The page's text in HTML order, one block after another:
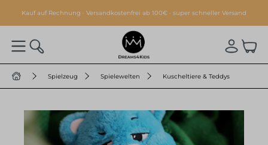
springen
Kauf auf Rechnung · Versandkostenfrei ab 100€ · super schneller Versand
Spielzeug Spielewelten Kuscheltiere & Teddys